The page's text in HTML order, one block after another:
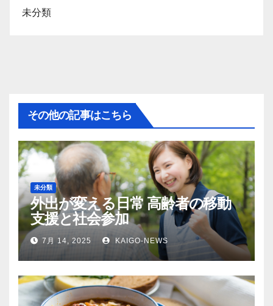
未分類
その他の記事はこちら
未分類
外出が変える日常 高齢者の移動
支援と社会参加
7月 14, 2025 KAIGO-NEWS